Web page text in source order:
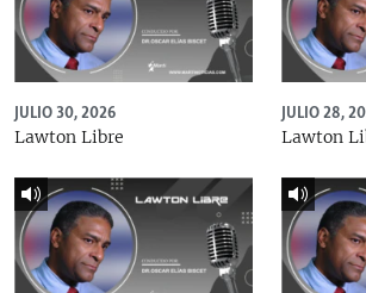
JULIO 30, 2026
Lawton Libre
JULIO 28,
Lawton